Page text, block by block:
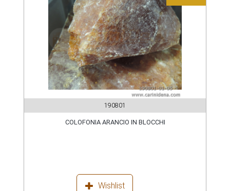
190801
COLOFONIA ARANCIO IN BLOCCHI
Wishlist